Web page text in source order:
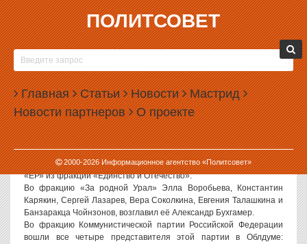
ПОЛИТСОВЕТ
Главная Статьи Новости Мастрид
Новости партнеров О проекте
2000-2026Информационное агентство «Политсовет»
14.05.2004, 09:44
В ОБЛДУМЕ ПОЯВИЛОСЬ 4 ФРАКЦИИ
Вчера на заседании мандатной комиссии Областной думы был
утвержден состав четырех думских фракций. Самой большой, как
и ожидалось, оказалась фракция «Единая Россия», в которую
вошли 9 человек: Галина Артемьева, Николай Воронин, Виктор
Бабенко, Татьяна Вахрушева, Анатолий Мальцев, Асхать Масаев,
Владимир Машков, Владимир Терешков и Наиль Шаймарданов.
Возглавил фракцию депутат Анатолий Мальцев, перешедший в
«ЕР» из фракции «Единство и Отечество».
Во фракцию «За родной Урал» Элла Воробьева, Константин
Карякин, Сергей Лазарев, Вера Соколкина, Евгения Талашкина и
Банзаракца Чойнзонов, возглавил её Александр Бухгамер.
Во фракцию Коммунистической партии Российской Федерации
вошли все четыре представителя этой партии в Облдуме: